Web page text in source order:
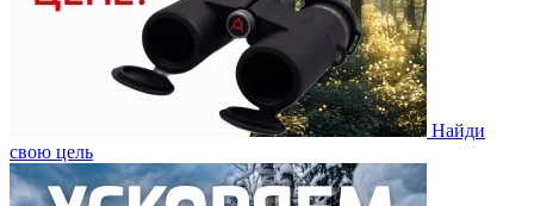
Найди
свою цель